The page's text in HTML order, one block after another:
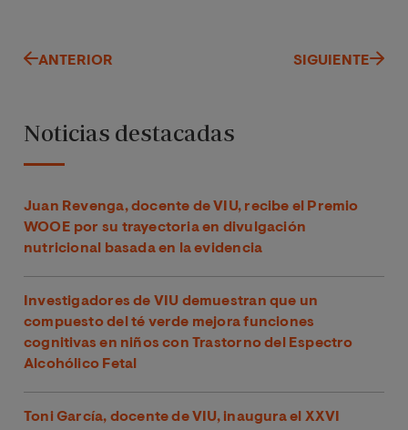
ANTERIOR SIGUIENTE
Noticias destacadas
Juan Revenga, docente de VIU, recibe el Premio
WOOE por su trayectoria en divulgación
nutricional basada en la evidencia
Investigadores de VIU demuestran que un
compuesto del té verde mejora funciones
cognitivas en niños con Trastorno del Espectro
Alcohólico Fetal
Toni García, docente de VIU, inaugura el XXVI